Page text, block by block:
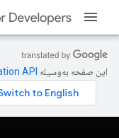
این صفحه به‌وسیله